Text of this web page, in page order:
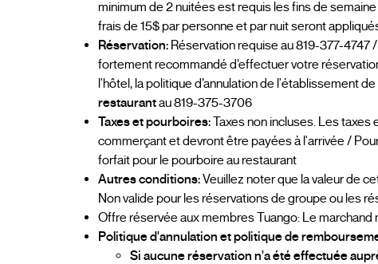
minimum de 2 nuitées est requis les fins de
frais de 15$ par personne et par nuit seront
Réservation: Réservation requise au 819-377-4747
fortement recommandé d’effectuer votre
l'hôtel, la politique d’annulation de l'établissement
restaurantau 819-375-3706
Taxes et pourboires:Taxes non incluses. Les
commerçant et devront être payées à l'arrivée /
forfait pour le pourboire au restaurant
Autres conditions:Veuillez noter que la valeur de
Non valide pour les réservations de groupe ou les
Offre réservée aux membres Tuango: Le
Politique d'annulation et politique de
Si aucune réservation n'a été effectuée